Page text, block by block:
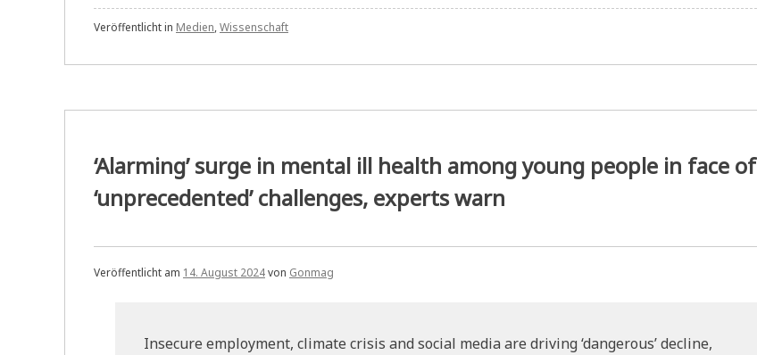
Veröffentlicht in Medien,Wissenschaft
‘Alarming’ surge in mental ill health among young people in face of
‘unprecedented’ challenges, experts warn
Veröffentlicht am 14. August 2024von Gonmag
Insecure employment, climate crisis and social media are driving ‘dangerous’ decline,